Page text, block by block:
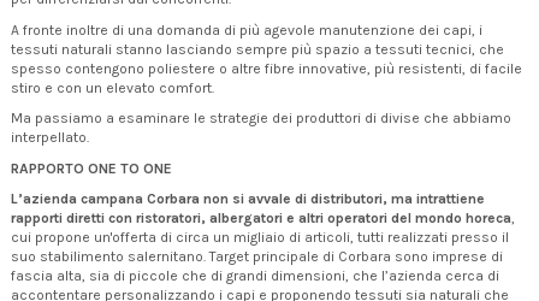
A fronte inoltre di una domanda di più agevole manutenzione dei capi, i
tessuti naturali stanno lasciando sempre più spazio a tessuti tecnici, che
spesso contengono poliestere o altre fibre innovative, più resistenti, di facile
stiro e con un elevato comfort.
Ma passiamo a esaminare le strategie dei produttori di divise che abbiamo
interpellato.
RAPPORTO ONE TO ONE
L’azienda campana Corbara non si avvale di distributori, ma intrattiene
rapporti diretti con ristoratori, albergatori e altri operatori del mondo horeca,
cui propone un'offerta di circa un migliaio di articoli, tutti realizzati presso il
suo stabilimento salernitano. Target principale di Corbara sono imprese di
fascia alta, sia di piccole che di grandi dimensioni, che l’azienda cerca di
accontentare personalizzando i capi e proponendo tessuti sia naturali che